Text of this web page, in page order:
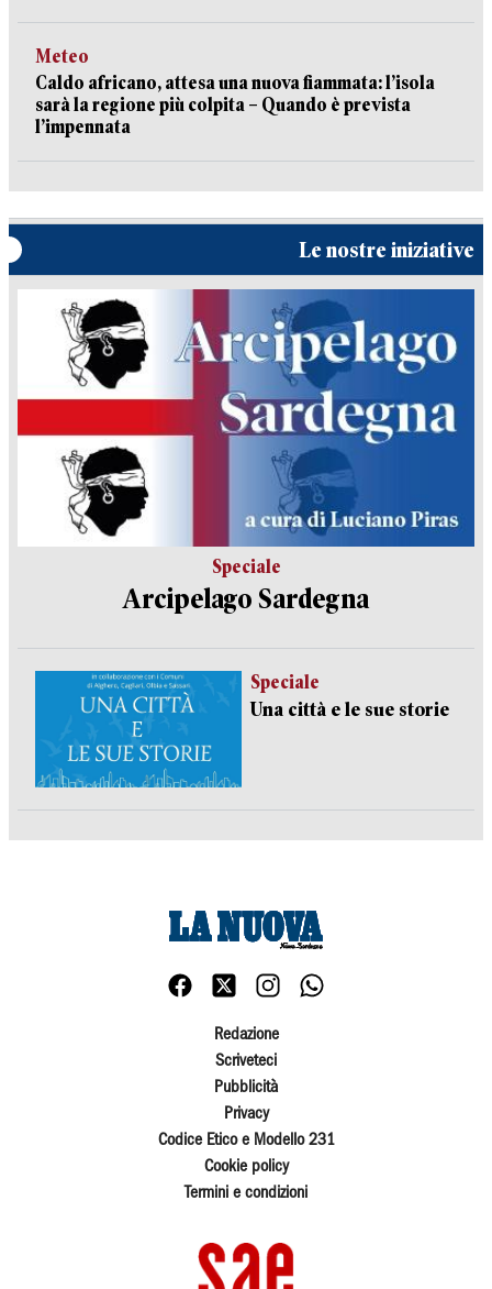
Meteo
Caldo africano, attesa una nuova fiammata: l’isola
sarà la regione più colpita – Quando è prevista
l’impennata
Le nostre iniziative
Speciale
Arcipelago Sardegna
Speciale
Una città e le sue storie
Redazione
Scriveteci
Pubblicità
Privacy
Codice Etico e Modello 231
Cookie policy
Termini e condizioni